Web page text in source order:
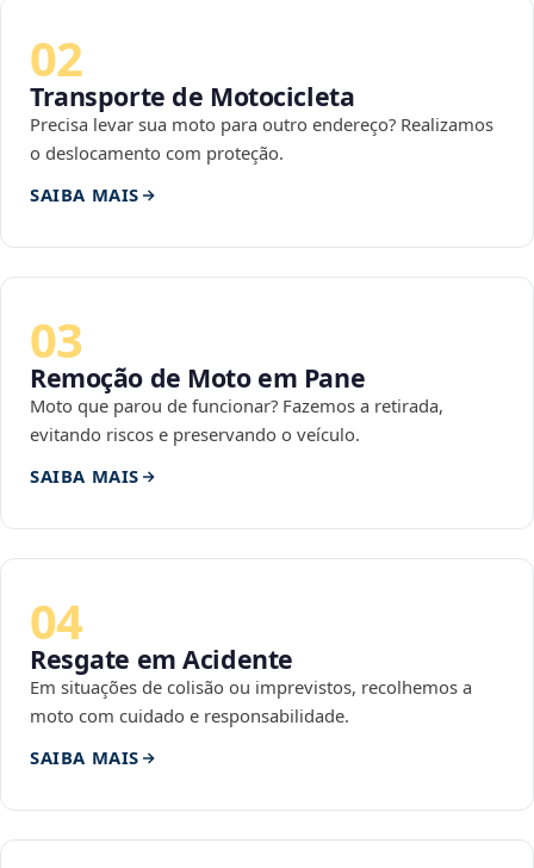
02
Transporte de Motocicleta
Precisa levar sua moto para outro endereço? Realizamos
o deslocamento com proteção.
SAIBA MAIS
03
Remoção de Moto em Pane
Moto que parou de funcionar? Fazemos a retirada,
evitando riscos e preservando o veículo.
SAIBA MAIS
04
Resgate em Acidente
Em situações de colisão ou imprevistos, recolhemos a
moto com cuidado e responsabilidade.
SAIBA MAIS